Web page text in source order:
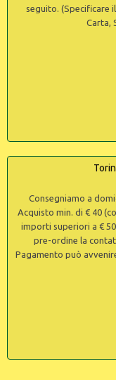
seguito. (Specificare
Carta,
Consegniamo a
Acquisto min. di € 40
importi superiori a €
pre-ordine la
Pagamento può